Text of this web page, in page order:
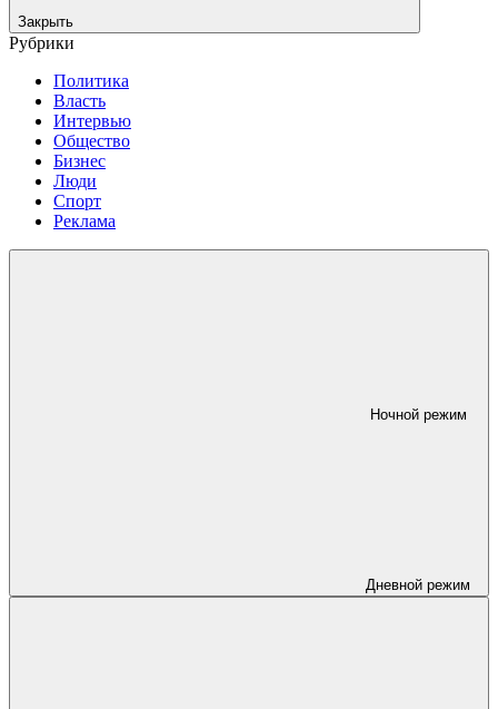
Закрыть
Рубрики
Политика
Власть
Интервью
Общество
Бизнес
Люди
Спорт
Реклама
Ночной режим
Дневной режим